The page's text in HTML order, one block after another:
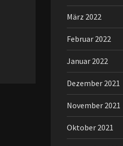
März 2022
Februar 2022
Januar 2022
Dezember 2021
November 2021
Oktober 2021